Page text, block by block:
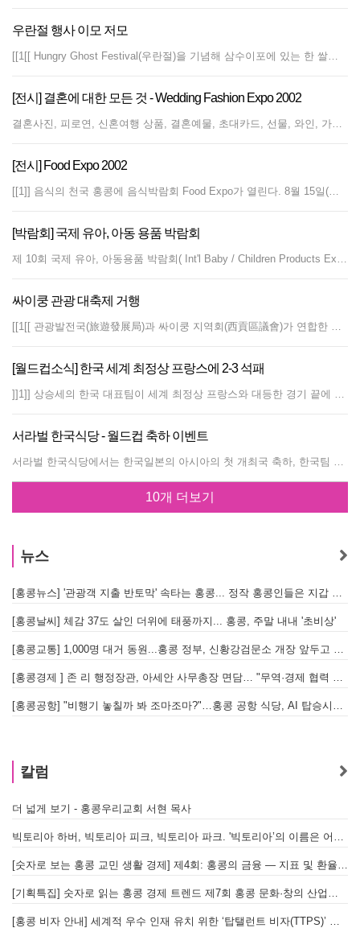
우란절 행사 이모 저모
[[1[[ Hungry Ghost Festival(우란절)을 기념해 삼수이포에 있는 한 쌀가게 주인이 동전을 뿌려주는 이벤트를 열자 이를 주우려고 수백 명의 노인들이 몰려들어 아수라장을 이뤘다. 그러나, 1달러, 2달러짜리 동전을 노인들이 허리 굽혀 찾는 것을 보고 사람들은 노인에 대한 존경심과 이해가 부족하다며 이벤트를 기획한 쌀가게 주인을 나무라고 있다. 쌀가게 주인은 전통에 따라 귀신들에게 줄 동전을 공중으로 흩뿌리고 공짜 쌀을 나누어주었다. 500여명의 노인들이 무료로 나누어지는 쌀을 받기 위해 줄을 섰다가 가게 밖으로 던져지는 동전을 주우려고 몰려들었다. 어떤 사람들은 12시부터 나누어주는 쌀을 받기 위해 새벽 6시부터 줄을 서기도 했고 한 할머니는 뜨거운 날씨 속에 줄 서다가 기절하기도 했다. ]]2]] 이를 두고 사회단체들은, 이 같은 행사가 노인들의 건강과 감정을 고려하지 않은 것이라며 기부를 원한다면 노인들에게 직접 전달해줄 수도 있었다고 비판했다. 지난해 행사에서도 수천 명이 무료쌀을 받으려고 몰려들어 8명이 더위에 쓰러졌으며 7명의 노인들은 병원신세를 지기도 했다. 정부는 Hungry Ghost Festival 기간 동안 행사를 기획하는 사람, 단체들에게 냉방장치가 된 장소에서 나눠줄 것을 요청했으나 주최 측들이 바깥에서 하는 것이 더 축제분위기가 난다며 거절했다고 말했다. 또, 지난 26일에는 유란절을 기념해 나눠지는 무료 쌀을 받으려고 카우롱시티 스타디움에 4천500여명이 넘는 노인들이 몰려들었다. 사람들이 줄을 새벽 3시부터 서기 시작해 질서유지를 위해 경찰이 급파되기도 했다. 여기서도 할머니 두 명이 더위에 기절했다. 이 날 6,500포대가 넘는 쌀과 식자재가 나누어졌다.
[전시] 결혼에 대한 모든 것 - Wedding Fashion Expo 2002
결혼사진, 피로연, 신혼여행 상품, 결혼예물, 초대카드, 선물, 와인, 가구에서 신접살림까지 결혼에 관계된 모든 것이 전시되는 제 28회 결혼패션 전시회가 오는 8월 24(토)에서 26(월)까지 개최된다. 이번 전시회에는 약 100여개의 관계 업체가 참가하며 가을 웨딩드레스 패션쇼 등 각종 이벤트도 마련된다. 입장권은 HK$20이다. ▶ 어디서 : HKECC, Wanchai
[전시] Food Expo 2002
[[1]] 음식의 천국 홍콩에 음식박람회 Food Expo가 열린다. 8월 15일(목)~19일(월)까지 총 200여개 음식 관련 업체가 참여하여 빵, 국수, 건강음식, 스낵에서 맥주, 음료, 통조림, 치즈에서 중국차, 와인, 요커트, 아이스크림 등 유제품, 야채 등 세상의 모든 형태의 음식과 재료가 선보이며 전시장에서 각종 이벤트도 마련될 예정이다. 자세한 전시 정보는 www.hkfoodexpo.com을 참고하면 되고 입장권은 어른 HK$20원, 어린이(키 1.2m 이하)와 65세 노인은 무료입장이다. 입장시간은 15일(목)~18일(일)까지 오전 10시부터 저녁 7시 30분까지, 전시 마지막 날 19일(월)은 오전 10시에서 오후 6시까지 입장이 가능하다. ▶ 어디서 : Hall 1, HK Convention & Exhibition Centre, Wanchai
[박람회] 국제 유아, 아동 용품 박람회
제 10회 국제 유아, 아동용품 박람회( Int'l Baby / Children Products Expo)가 8월 10일에서 12일까지 열린다. 홍콩에서 가장 큰 유아용품 박람회로 관련업체 200여개 사가 참여 각종 출산용품, 아기 옷, 장난감, 기저귀, 유아음식, 위생용품, 피부보호 용품, 유아 단계별 및 어린이 지능개발용 각종 장난감까지 모든 어린이와 아동 용품을 선보인다. 또한 14회 아이기기 대회(The 14th Hong Kong Baby Crawling Contest)도 마련하고 흥을 돋을 예정이다. 행사장에는 각종 이벤트가 개최되며, 어머니의 편의를 위해서 아기 기저귀와 물수건, 분유 등을 행사기간 동안 지정코너에서 제공한다. 입장권은 어른 HK$20, 어린이 HK$15이다. ▶ 어디서 : HKCEC, Wanchai ▶ 언제 : 8월 10일(토),11일(일) 오전 10시~저녁 8시, 12일(월) 오전 10시~저녁 7시
싸이쿵 관광 대축제 거행
[[1[[ 관광발전국(旅遊發展局)과 싸이쿵 지역회(西貢區議會)가 연합한 미식(美食)축제와 중국전통예술 공연이 싸이쿵에서 거행된다. '싸이쿵에서 홍콩의 매력에 감동하자'라는 표어 아래 치러질 이 축제는 22일 미식 축제를 시작으로 8월 30일 까지 진행된다. 관광객 유치를 위해 싸이쿵 지역내의 식당들이 각종 이벤트를 마련하고 있다. 이 밖에 7월에 마지막 일요일을 제외한 매주 일요일, 싸이쿵 해변노천광장에선 건강문화서(康文署)가 주최하는 중국전통무, 곡예, 가두공연, 중국공예(工藝) 시범회등의 예술행사가 거행된다.
[월드컵소식] 한국 세계 최정상 프랑스에 2-3 석패
]]1]] 상승세의 한국 대표팀이 세계 최정상 프랑스와 대등한 경기 끝에 2-3으로 아쉽게 무릎을 꿇었다. 한국팀은 26일 수원월드컵 경기장에서 벌어진 국제축구연맹(FIFA) 랭킹 1위 프랑스와 평가전에서 먼저 골을 내주고도 동점 및 역전골을 연속으로 터트려 한 때 리드하는 등 기대 이상으로 선전했으나 동점골을 허용한 후 경기 종료 직전인 후반 43분 재역전골을 허용, 2-3으로 석패했다. [[2[[ 전반 15분 티에리 앙리에게 선제골을 내준 한국은 파워 트레이닝을 통해 기러진 체력과 투지를 바탕으로 10분만에 동점골을 뽑았다. 센터서클 부근에서 김남일의 롱패스를 받은 박지성이 수비 한 명을 제친 뒤 아크 왼쪽에서 강하게 왼발 슛, 프랑스측 골문을 열었다. 동점골로 사기가 오른 `태극전사'들은 점차 압박의 강도를 강화, 전반 종료 5분을 남기고 역전골을 터뜨렸다. 왼쪽 코너 부근에서 상대 수비의 반칙으로 얻은 프리킥을 이영표가 문전으로 살짝 감아찼고 설기현이 골키퍼 눈앞에서 다이빙 헤딩 슛, 프랑스 대표팀에 일격을 가했다. 한국은 후반에 황선홍을 빼고 최용수를 투입했으나 고질적인 세트플레이 수비의 허점을 드러내며 후반 시작 7분만에 재동점골을 허용했다. 한국은 이후 윤정환, 차두리, 이민성, 최성용 등 폭넓게 선수를 기용하며 승리를 위한 추가골을 노렸으나 프랑스 골문을 열기엔 역부족이었다. '16강행 제물' 미국 한국팀 전력 극찬, '호구'로 여겼던 Korea 급성장에 좌불안석 기미도 [[3[[ 오는 6월10일 2시30분(홍콩시간) 두 번째 예선 경기를 갖는 미국이 26일 치러진 한국-프랑스 평가전 결과에 적잖이 놀란 모습이다. 미국은 한국과 함께 서로를 D조의 '호구'이자 '16강행 제물'로 인식해 온 터에 한국이 대등한 경기 속에 2-3으로 석패하는 모습을 지켜본 뒤라 좌불안석에 빠진 것도 무리는 아닌 듯 하다. 미국 대표팀은 한국 대표팀의 강점으로 '중원에서의 압박 능력'을 꼽고 있다. 한국-프랑스전을 직접 관전한 데이브 세라칸 미국 대표팀 수석코치는 "경기 후반 아깝게 지기는 했지만 미드필드에서 상대를 빠르게 압박하는 것이 인상적이었다"고 칭찬했다. 세라칸 코치는 "골드컵때와 비교해 선수들이 오랫동안 호흡을 맞춰와 조직력이 향상된 것이 가장 큰 변화"라며 "스피드와 체력의 향상도 볼 수 있었다"고 평가했다. 미드필더 코비 존스도 "한국이 한 때 경기의 주도권을 잡을 정도로 프랑스를 압박하는 것이 인상적이었고 역공도잘 이루어졌다"고 말했다. 한국팀 28일부터 경주에서 마지막 불꽃 잉글랜드와 프랑스 등 세계 정상팀들과의 평가전에서 기대 이상으로 선전, 사기가 충천한 한국 대표팀이 28일부터 경주에서 마지막 불꽃을 불사른다. ]]4]] 거스 히딩크 감독이 이끄는 한국팀은 27일 오전 파주트레이닝센터에서 청소년대표팀과 연습경기 및 회복 훈련을 끝낸 뒤 경주로 출발, 28일부터 화랑교육원내 축구장과 시민운동장을 번갈아 이용하며 폴란드와의 첫 경기(6월 4일)에 대비한 훈련을 실시하고 있다. 대표팀은 특히 스코틀랜드와 잉글랜드, 프랑스 등 세계 강호들과의 평가전을 통해 유럽 징크스를 완전히 털어버려 폴란드, 미국, 포르투갈 등 본선 상대국에 대한 자신감도 생긴 것으로 알려졌다. 히딩크 감독은 울산공항 도착 후 가진 인터뷰에서 "우선 선수들의 흥분을 가라 앉히는 게 급선무"라고 말할 정도다. ]]5]] 또 지난 1월 북중미 골드컵대회 때부터 계속된 파워 트레이닝의 결과 체력적으로도 상승 곡선을 긋고 있어 훈련중 부상만 주의하면 폴란드전에서 컨디션을 최상으로 끌어올릴 수 있다는 것이다. 히딩크 감독은 "선수들의 발전 속도가 무척 빨라 목표했던 수준까지 이미 도달해 있다"며 만족감을 표시하면서 이제 세부적인 부분의 보완 훈련에 중점을 두겠다고 말했다. 수비 조직력과 공격 패턴, 미드필드에서의 압박과 공수연결 등 기본적인 틀은 이미 갖춰졌기에 이를 더 정교하게만 하면 된다는 판단에 따른 것이다. 특히 중점을 둘 부분은 코너킥, 프리킥 등을 얻었을 때의 더 정확한 세트플레이를 연마하고 반대로 프리킥을 내줬을 때 장신 선수들의 고공플레이에 대한 대비책을 수립하는 것이다. 월드컵 중계를 볼 수 있는 곳 ? 다수의 축구팬을 보유하는 홍콩은 이번 월드컵경기가 남의 나라 일 같지 않다. 우선 이웃나라인 한국과 일본이 공동 주최하는 월드컵이고, Motherland 중국이 월드컵에 출전하기 때문이다. 하루 앞으로 다가온 월드컵 때문에 시내 곳곳에서는 대형스크린, 프로젝트를 설치하고 월드컵 특수를 기대하는 상품과 이벤트로 떠들썩한 잔치 분위기를 한껏 고조시키고 있다. 월드컵을 시청할 수 있는 경로는 많다. 우선 집에서 편히 보려면 Cable TV(최근 월드컵 프로모션 기간으로 할인가에 설치해준다고 대대적으로 광고 중이다), 스타 TV Sport 채널, 중국CCTV의 5번 채널, 또 정규 TV채널의 방송을 이용하거나 혹은 인터넷을 통한 실황중계도 노릴만하다. 집안에서 보다는 많은 사람과 어울려 떠들썩한 분위기를 내고 싶다면, 센트럴의 란콰이퐁 일대를 비롯한 홍콩 시내 Pub & Restaurant에서도 특별히 설치된 월드컵용 대형스크린과 월드컵 식사메뉴, 이벤트 등을 함께 즐길 수 있다. 한편, Kowloon City Baptist Church(206 Argyle Rd, 문의전화: 2713-5111)에서는 건전한 축구경기 시청 장려하기 위해 8층 홀에 대형 스크린을 마련하고 “4無-무도박, 무흡연, 무알콜, 무욕설”를 내걸고 시민들에게 무료 개방한다. 120명을 수용할 수 있는 이 교회의 임시‘월드컵시청센터’는 총30여 경기를 시청할 수 있고 스낵, 음료 등도 무료 제공한다고. ★ 한국의 대전 스케줄은 다음과 같다. * 6월 4일(화) : 한국-폴란드 / 홍콩시간 19시 30분 * 6월 10일(월) : 한국-미국 / 홍콩시간 14시 30분 * 6월 14일(금) : 한국 - 포르투갈 / 홍콩시간 19시 30분
서라벌 한국식당 - 월드컵 축하 이벤트
서라벌 한국식당에서는 한국일본의 아시아의 첫 개최국 축하, 한국팀 16강 진출 염원과 성공적인 대회가 기원하는 뜻에서 한국 중국 일본 팀 중 어느 팀이든 경기에서 우승할 경우 그 나라 맥주를 무한정 Free로 제공키로 했다.
10개 더보기
뉴스
[홍콩뉴스] '관광객 지출 반토막' 속타는 홍콩... 정작 홍콩인들은 지갑 들고 해외로?
[홍콩날씨] 체감 37도 살인 더위에 태풍까지... 홍콩, 주말 내내 '초비상'
[홍콩교통] 1,000명 대거 동원...홍콩 정부, 신황강검문소 개장 앞두고 실전 훈련 돌입
[홍콩경제 ] 존 리 행정장관, 아세안 사무총장 면담… "무역·경제 협력 한층 강화한다"
[홍콩공항] "비행기 놓칠까 봐 조마조마?"…홍콩 공항 식당, AI 탑승시간 계산해 메뉴 추천해 준다
칼럼
더 넓게 보기 - 홍콩우리교회 서현 목사
빅토리아 하버, 빅토리아 피크, 빅토리아 파크. '빅토리아’의 이름은 어떻게 온 걸까? - [이승권 원장의 생활칼럼]
[숫자로 보는 홍콩 교민 생활 경제] 제4회: 홍콩의 금융 — 지표 및 환율, MPF 운영 현황
[기획특집] 숫자로 읽는 홍콩 경제 트렌드 제7회 홍콩 문화·창의 산업의 구조와 분야별 동향
[홍콩 비자 안내] 세계적 우수 인재 유치 위한 ‘탑탤런트 비자(TTPS)’ 주요 요건